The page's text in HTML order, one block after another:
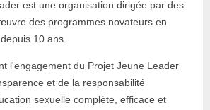
est une organisation dirigée par des
des programmes novateurs en
10 ans.
l'engagement du Projet Jeune Leader
et de la responsabilité
sexuelle complète, efficace et